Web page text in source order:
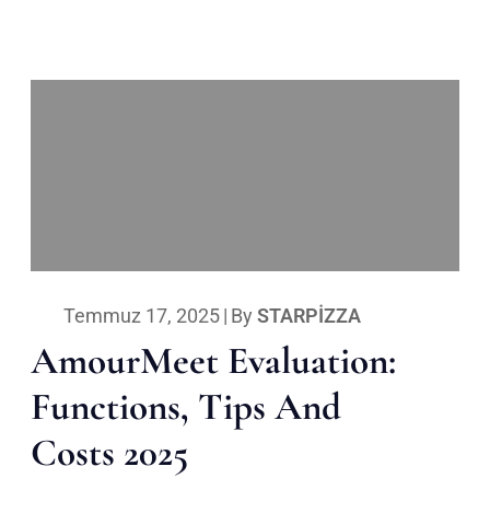
Temmuz 17, 2025| By STARPIZZA
AmourMeet Evaluation:
Functions, Tips And
Costs 2025